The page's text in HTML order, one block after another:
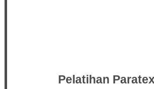
Pelatihan